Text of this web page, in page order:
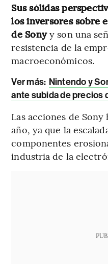
Sus sólidas
los inversores sobre
de Sonyy son una
resistencia de la
macroeconómicos.
Ver más: Nintendo y
ante subida de precios
Las acciones de
año, ya que la
componentes
industria de la